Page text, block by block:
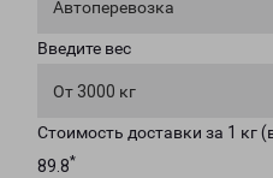
Автоперевозка
Введите вес
От 3000 кг
Стоимость доставки за 1 кг
89.8*